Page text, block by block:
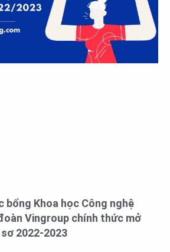
bổng Khoa học Công nghệ
Vingroup chính thức mở
2022-2023